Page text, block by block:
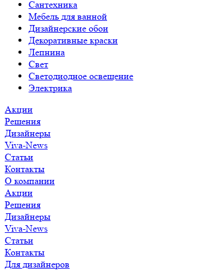
Сантехника
Мебель для ванной
Дизайнерские обои
Декоративные краски
Лепнина
Свет
Светодиодное освещение
Электрика
Акции
Решения
Дизайнеры
Viva-News
Статьи
Контакты
О компании
Акции
Решения
Дизайнеры
Viva-News
Статьи
Контакты
Для дизайнеров